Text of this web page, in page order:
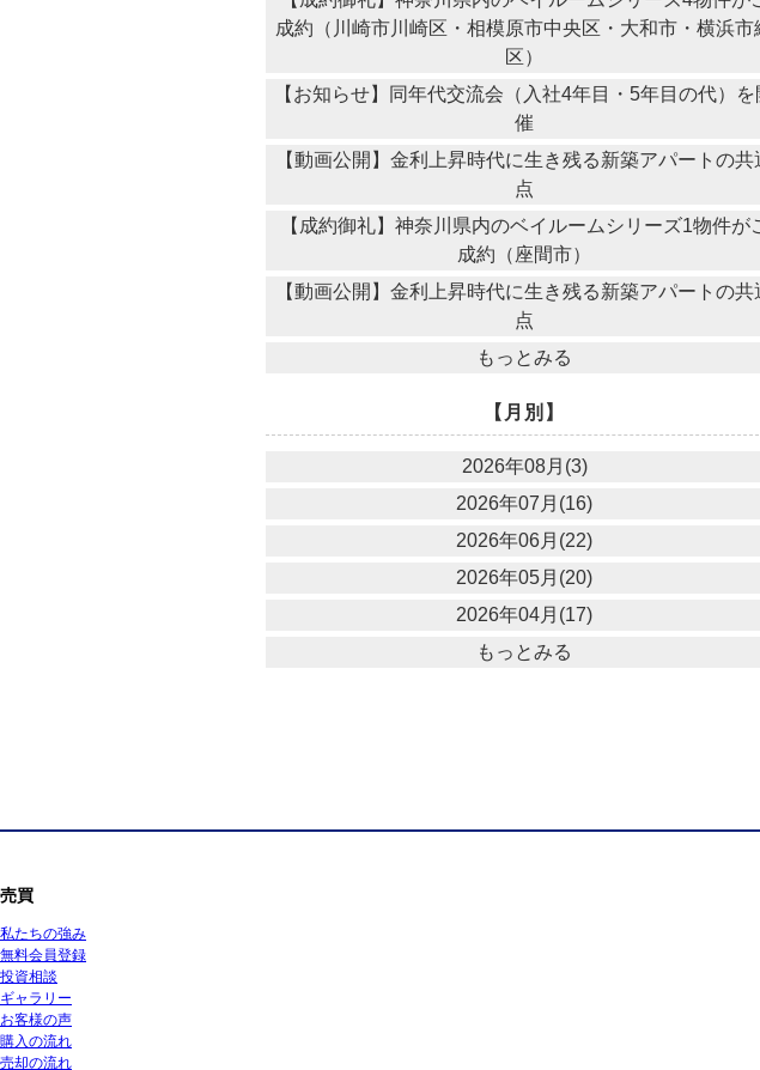
成約（川崎市川崎区・相模原市中央区・大和市・横浜市
区）
【お知らせ】同年代交流会（入社4年目・5年目の代）を
催
【動画公開】金利上昇時代に生き残る新築アパートの共
点
【成約御礼】神奈川県内のベイルームシリーズ1物件が
成約（座間市）
【動画公開】金利上昇時代に生き残る新築アパートの共
点
もっとみる
【月別】
2026年08月(3)
2026年07月(16)
2026年06月(22)
2026年05月(20)
2026年04月(17)
もっとみる
売買
私たちの強み
無料会員登録
投資相談
ギャラリー
お客様の声
購入の流れ
売却の流れ